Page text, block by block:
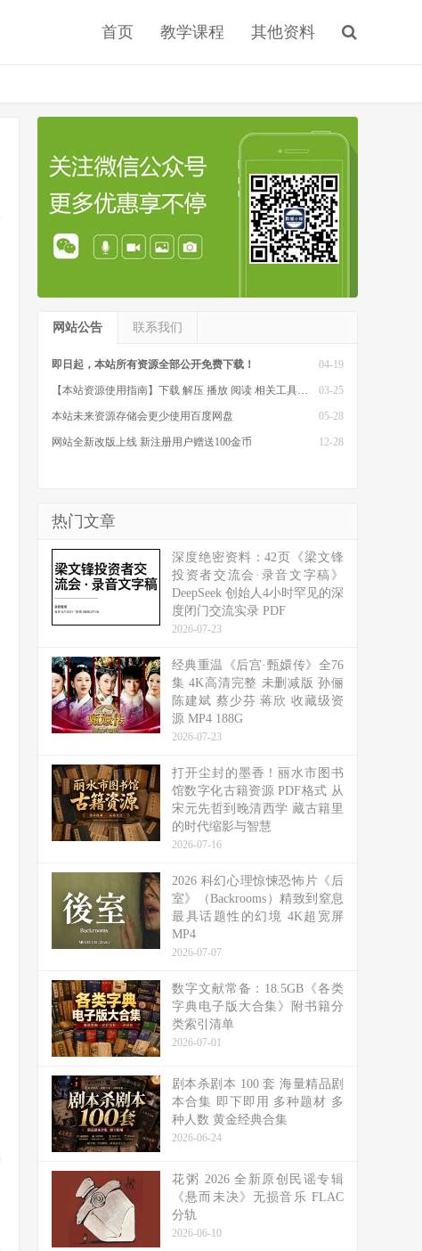
首页 教学课程 其他资料
网站公告 联系我们
04-19
即日起，本站所有资源全部公开免费下载！
03-25
【本站资源使用指南】下载 解压 播放 阅读 相关工具软件
05-28
本站未来资源存储会更少使用百度网盘
12-28
网站全新改版上线 新注册用户赠送100金币
热门文章
深度绝密资料：42页《梁文锋
投资者交流会·录音文字稿》
DeepSeek 创始人4小时罕见的深
度闭门交流实录 PDF
2026-07-23
经典重温《后宫·甄嬛传》全76
集 4K高清完整 未删减版 孙俪
陈建斌 蔡少芬 蒋欣 收藏级资
源 MP4 188G
2026-07-23
打开尘封的墨香！丽水市图书
馆数字化古籍资源 PDF格式 从
宋元先哲到晚清西学 藏古籍里
的时代缩影与智慧
2026-07-16
2026 科幻心理惊悚恐怖片《后
室》（Backrooms）精致到窒息
最具话题性的幻境 4K超宽屏
MP4
2026-07-07
数字文献常备：18.5GB《各类
字典电子版大合集》附书籍分
类索引清单
2026-07-01
剧本杀剧本 100 套 海量精品剧
本合集 即下即用 多种题材 多
种人数 黄金经典合集
2026-06-24
花粥 2026 全新原创民谣专辑
《悬而未决》无损音乐 FLAC
分轨
2026-06-10